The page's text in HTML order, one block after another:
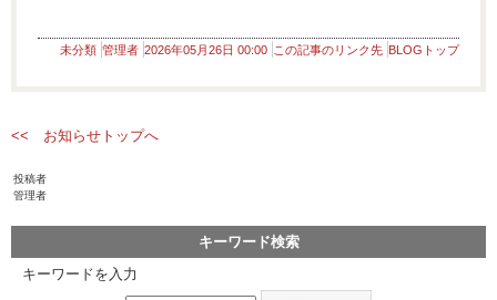
未分類 管理者 2026年05月26日 00:00 この記事のリンク先 BLOGトップ
<< お知らせトップへ
投稿者
管理者
キーワード検索
キーワードを入力